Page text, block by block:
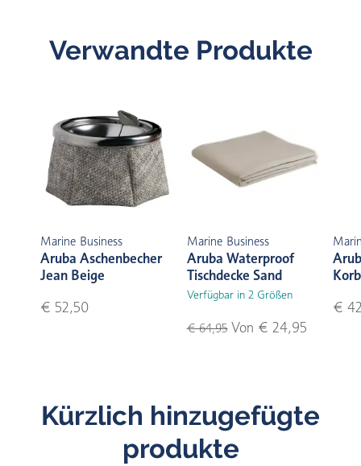
Verwandte Produkte
Marine Business
Aruba Aschenbecher
Jean Beige
€ 52,50
Marine Business
Aruba Waterproof
Tischdecke Sand
Verfügbar in 2 Größen
€ 64,95Von € 24,95
€
Kürzlich hinzugefügte
produkte